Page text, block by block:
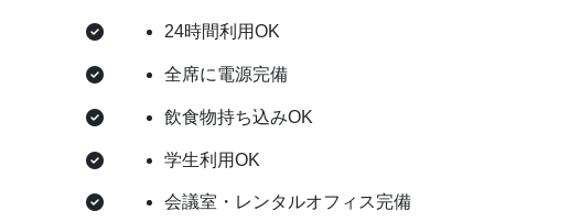
24時間利用OK
全席に電源完備
飲食物持ち込みOK
学生利用OK
会議室・レンタルオフィス完備